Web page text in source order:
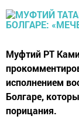
Муфтий РТ
исполнением
Болгаре,
порицания.